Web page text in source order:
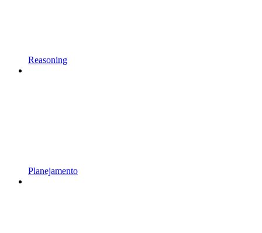
Reasoning
Planejamento